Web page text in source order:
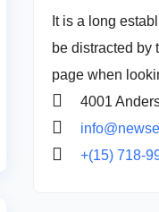
It is a long
be distracted by
page when
4001
+(15) 718-